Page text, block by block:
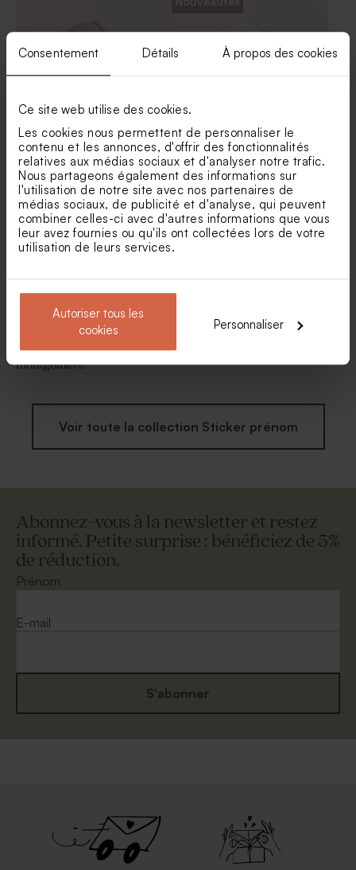
Consentement Détails À propos des cookies
Ce site web utilise des cookies.
Les cookies nous permettent de personnaliser le
contenu et les annonces, d'offrir des fonctionnalités
relatives aux médias sociaux et d'analyser notre trafic.
Nous partageons également des informations sur
l'utilisation de notre site avec nos partenaires de
médias sociaux, de publicité et d'analyse, qui peuvent
combiner celles-ci avec d'autres informations que vous
leur avez fournies ou qu'ils ont collectées lors de votre
utilisation de leurs services.
Autoriser tous les
cookies
Personnaliser
prénom
Contenant à dragées
transparent baptême
prénom
Contenant à dragées
transparent baptême
Sticker baptême maman et
bébé oies
Sticker baptême balade
enchantée en forêt
Sticker baptême
montgolfière
Stickers baptême lion
Voir toute la collection Sticker prénom
Abonnez-vous à la newsletter et restez
informé. Petite surprise : bénéficiez de 5%
de réduction.
Prénom
E-mail
S'abonner